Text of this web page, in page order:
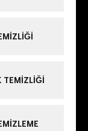
TEMIZLIĞI